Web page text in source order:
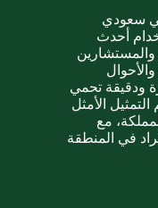
سعودي
أحدث
والمستشارين
ودقيقة تحمي
الأمثل
مع
في المنطقة